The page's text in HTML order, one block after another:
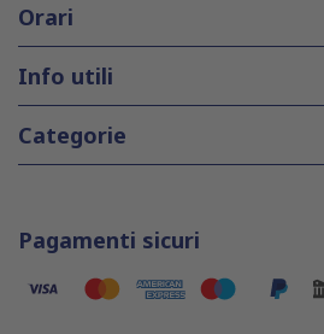
Orari
Info utili
Categorie
Pagamenti sicuri